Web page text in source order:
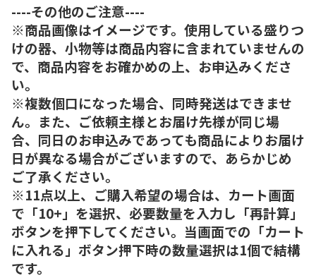
----その他のご注意----
※商品画像はイメージです。使用している盛りつ
けの器、小物等は商品内容に含まれていませんの
で、商品内容をお確かめの上、お申込みくださ
い。
※複数個口になった場合、同時発送はできませ
ん。また、ご依頼主様とお届け先様が同じ場
合、同日のお申込みであっても商品によりお届け
日が異なる場合がございますので、あらかじめ
ご了承ください。
※11点以上、ご購入希望の場合は、カート画面
で「10+」を選択、必要数量を入力し「再計算」
ボタンを押下してください。当画面での「カート
に入れる」ボタン押下時の数量選択は1個で結構
です。